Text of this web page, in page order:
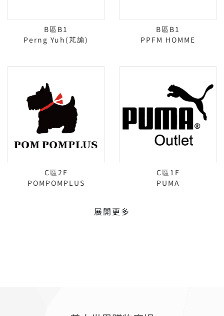
B區B1
Perng Yuh(芃諭)
B區B1
PPFM HOMME
C區2F
POMPOMPLUS
C區1F
PUMA
展開更多